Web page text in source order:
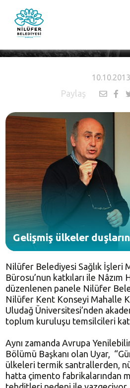
10.10.2013
Paylaş
Gelişmiş ülkeler
Nilüfer Belediyesi Sağlık İşleri
Bürosu’nun katkıları ile
düzenlenen panele Nilüfer
Nilüfer Kent Konseyi Mahalle
Uludağ Üniversitesi’nden
toplum kuruluşu temsilcileri
Aynı zamanda Avrupa
Bölümü Başkanı olan Uyar,
ülkeleri termik santrallerden,
hatta çimento fabrikalarından